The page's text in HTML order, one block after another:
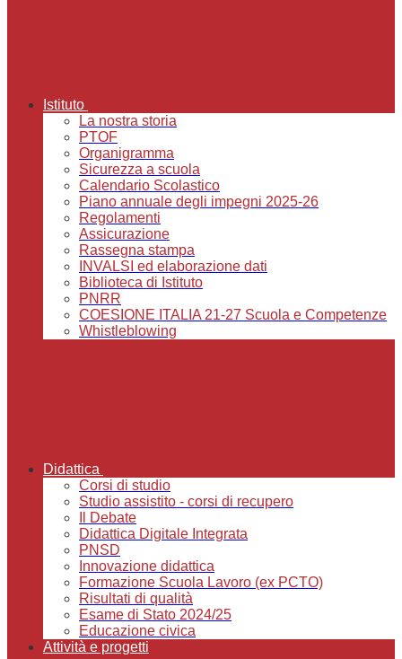
Istituto
La nostra storia
PTOF
Organigramma
Sicurezza a scuola
Calendario Scolastico
Piano annuale degli impegni 2025-26
Regolamenti
Assicurazione
Rassegna stampa
INVALSI ed elaborazione dati
Biblioteca di Istituto
PNRR
COESIONE ITALIA 21-27 Scuola e Competenze
Whistleblowing
Didattica
Corsi di studio
Studio assistito - corsi di recupero
Il Debate
Didattica Digitale Integrata
PNSD
Innovazione didattica
Formazione Scuola Lavoro (ex PCTO)
Risultati di qualità
Esame di Stato 2024/25
Educazione civica
Attività e progetti